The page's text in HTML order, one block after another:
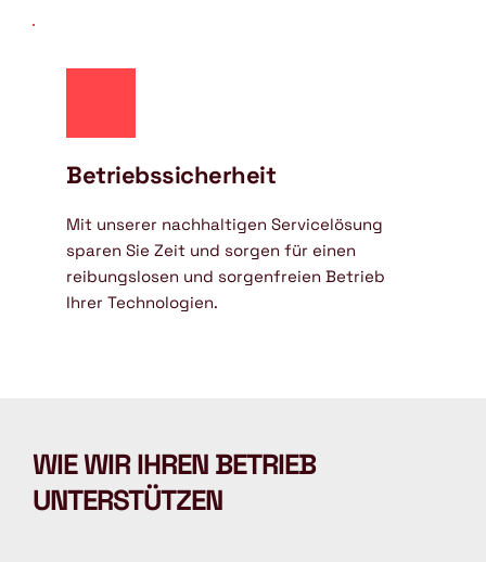
Betriebssicherheit
Mit unserer nachhaltigen Servicelösung
sparen Sie Zeit und sorgen für einen
reibungslosen und sorgenfreien Betrieb
Ihrer Technologien.
WIE WIR IHREN BETRIEB
UNTERSTÜTZEN